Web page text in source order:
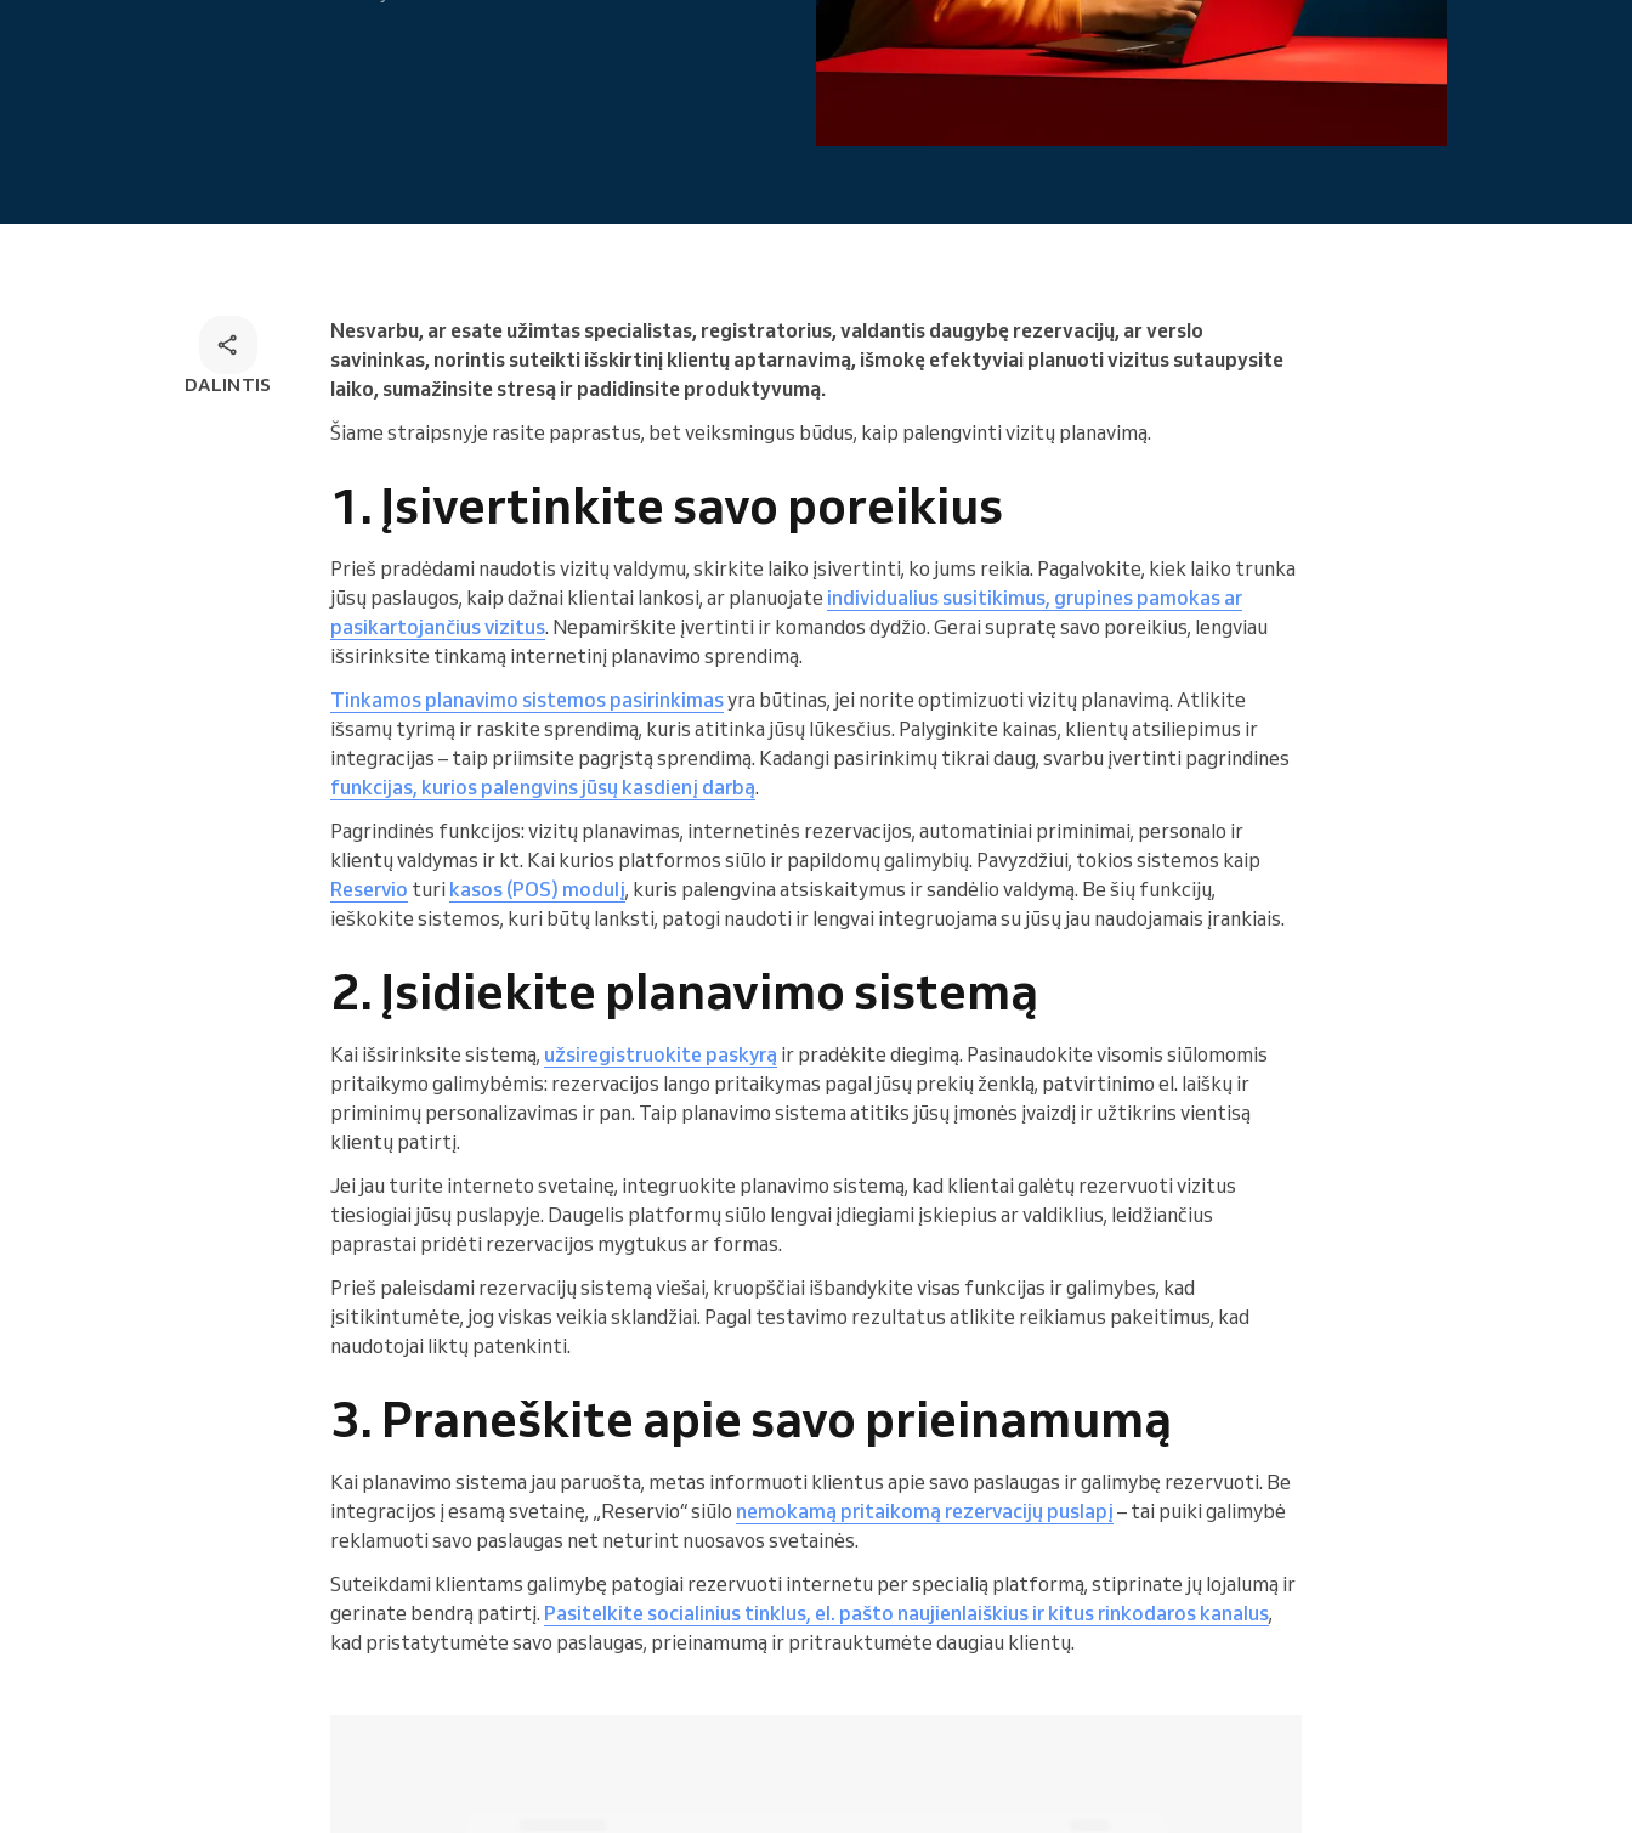
Skaityti daugiau
DALINTIS
Nesvarbu, ar esate užimtas specialistas, registratorius, valdantis daugybę rezervacijų, ar verslo
savininkas, norintis suteikti išskirtinį klientų aptarnavimą, išmokę efektyviai planuoti vizitus sutaupysite
laiko, sumažinsite stresą ir padidinsite produktyvumą.
Šiame straipsnyje rasite paprastus, bet veiksmingus būdus, kaip palengvinti vizitų planavimą.
1. Įsivertinkite savo poreikius
Prieš pradėdami naudotis vizitų valdymu, skirkite laiko įsivertinti, ko jums reikia. Pagalvokite, kiek laiko trunka
jūsų paslaugos, kaip dažnai klientai lankosi, ar planuojate individualius susitikimus, grupines pamokas ar
pasikartojančius vizitus. Nepamirškite įvertinti ir komandos dydžio. Gerai supratę savo poreikius, lengviau
išsirinksite tinkamą internetinį planavimo sprendimą.
Tinkamos planavimo sistemos pasirinkimasyra būtinas, jei norite optimizuoti vizitų planavimą. Atlikite
išsamų tyrimą ir raskite sprendimą, kuris atitinka jūsų lūkesčius. Palyginkite kainas, klientų atsiliepimus ir
integracijas – taip priimsite pagrįstą sprendimą. Kadangi pasirinkimų tikrai daug, svarbu įvertinti pagrindines
funkcijas, kurios palengvins jūsų kasdienį darbą.
Pagrindinės funkcijos: vizitų planavimas, internetinės rezervacijos, automatiniai priminimai, personalo ir
klientų valdymas ir kt. Kai kurios platformos siūlo ir papildomų galimybių. Pavyzdžiui, tokios sistemos kaip
Reservio turi kasos (POS) modulį, kuris palengvina atsiskaitymus ir sandėlio valdymą. Be šių funkcijų,
ieškokite sistemos, kuri būtų lanksti, patogi naudoti ir lengvai integruojama su jūsų jau naudojamais įrankiais.
2. Įsidiekite planavimo sistemą
Kai išsirinksite sistemą, užsiregistruokite paskyrą ir pradėkite diegimą. Pasinaudokite visomis siūlomomis
pritaikymo galimybėmis: rezervacijos lango pritaikymas pagal jūsų prekių ženklą, patvirtinimo el. laiškų ir
priminimų personalizavimas ir pan. Taip planavimo sistema atitiks jūsų įmonės įvaizdį ir užtikrins vientisą
klientų patirtį.
Jei jau turite interneto svetainę, integruokite planavimo sistemą, kad klientai galėtų rezervuoti vizitus
tiesiogiai jūsų puslapyje. Daugelis platformų siūlo lengvai įdiegiami įskiepius ar valdiklius, leidžiančius
paprastai pridėti rezervacijos mygtukus ar formas.
Prieš paleisdami rezervacijų sistemą viešai, kruopščiai išbandykite visas funkcijas ir galimybes, kad
įsitikintumėte, jog viskas veikia sklandžiai. Pagal testavimo rezultatus atlikite reikiamus pakeitimus, kad
naudotojai liktų patenkinti.
3. Praneškite apie savo prieinamumą
Kai planavimo sistema jau paruošta, metas informuoti klientus apie savo paslaugas ir galimybę rezervuoti. Be
integracijos į esamą svetainę, „Reservio“ siūlo nemokamą pritaikomą rezervacijų puslapį – tai puiki galimybė
reklamuoti savo paslaugas net neturint nuosavos svetainės.
Suteikdami klientams galimybę patogiai rezervuoti internetu per specialią platformą, stiprinate jų lojalumą ir
gerinate bendrą patirtį. Pasitelkite socialinius tinklus, el. pašto naujienlaiškius ir kitus rinkodaros kanalus,
kad pristatytumėte savo paslaugas, prieinamumą ir pritrauktumėte daugiau klientų.